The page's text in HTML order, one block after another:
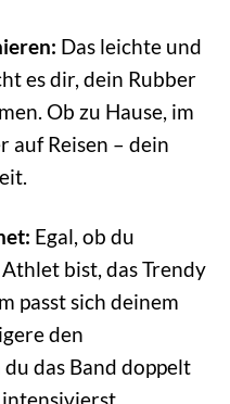
Das leichte und
es dir, dein Rubber
Ob zu Hause, im
auf Reisen – dein
Egal, ob du
bist, das Trendy
passt sich deinem
den
das Band doppelt